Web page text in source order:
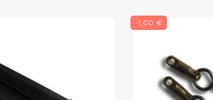
-1,00 €